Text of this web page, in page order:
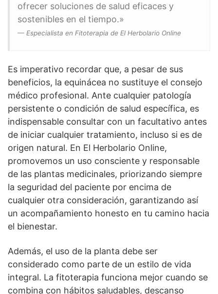
ofrecer soluciones de salud eficaces y
sostenibles en el tiempo.»
— Especialista en Fitoterapia de El Herbolario Online
Es imperativo recordar que, a pesar de sus
beneficios, la equinácea no sustituye el consejo
médico profesional. Ante cualquier patología
persistente o condición de salud específica, es
indispensable consultar con un facultativo antes
de iniciar cualquier tratamiento, incluso si es de
origen natural. En El Herbolario Online,
promovemos un uso consciente y responsable
de las plantas medicinales, priorizando siempre
la seguridad del paciente por encima de
cualquier otra consideración, garantizando así
un acompañamiento honesto en tu camino hacia
el bienestar.
Además, el uso de la planta debe ser
considerado como parte de un estilo de vida
integral. La fitoterapia funciona mejor cuando se
combina con hábitos saludables, descanso